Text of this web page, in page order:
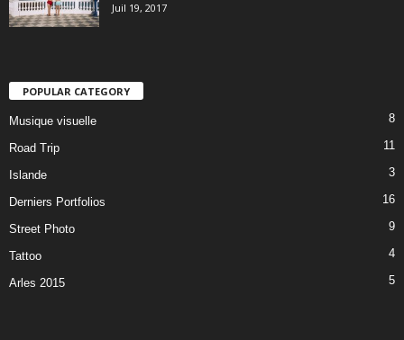
Juil 19, 2017
POPULAR CATEGORY
Musique visuelle 8
Road Trip 11
Islande 3
Derniers Portfolios 16
Street Photo 9
Tattoo 4
Arles 2015 5